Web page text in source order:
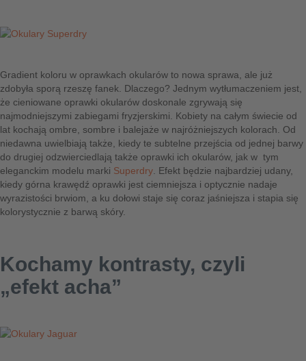
Gradient koloru w oprawkach okularów to nowa sprawa, ale już
zdobyła sporą rzeszę fanek. Dlaczego? Jednym wytłumaczeniem jest,
że cieniowane oprawki okularów doskonale zgrywają się
najmodniejszymi zabiegami fryzjerskimi. Kobiety na całym świecie od
lat kochają ombre, sombre i balejaże w najróżniejszych kolorach. Od
niedawna uwielbiają także, kiedy te subtelne przejścia od jednej barwy
do drugiej odzwierciedlają także oprawki ich okularów, jak w tym
eleganckim modelu marki Superdry. Efekt będzie najbardziej udany,
kiedy górna krawędź oprawki jest ciemniejsza i optycznie nadaje
wyrazistości brwiom, a ku dołowi staje się coraz jaśniejsza i stapia się
kolorystycznie z barwą skóry.
Kochamy kontrasty, czyli
„efekt acha”